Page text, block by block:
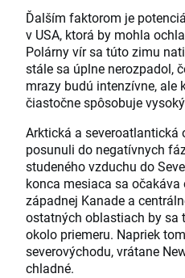
Ďalším faktorom je
v USA, ktorá by mohla
Polárny vír sa túto zimu
stále sa úplne nerozpadol,
mrazy budú intenzívne, ale
čiastočne spôsobuje
Arktická a severoatlantická
posunuli do negatívnych
studeného vzduchu do
konca mesiaca sa
západnej Kanade a
ostatných oblastiach by
okolo priemeru. Napriek
severovýchodu, vrátane
chladné.